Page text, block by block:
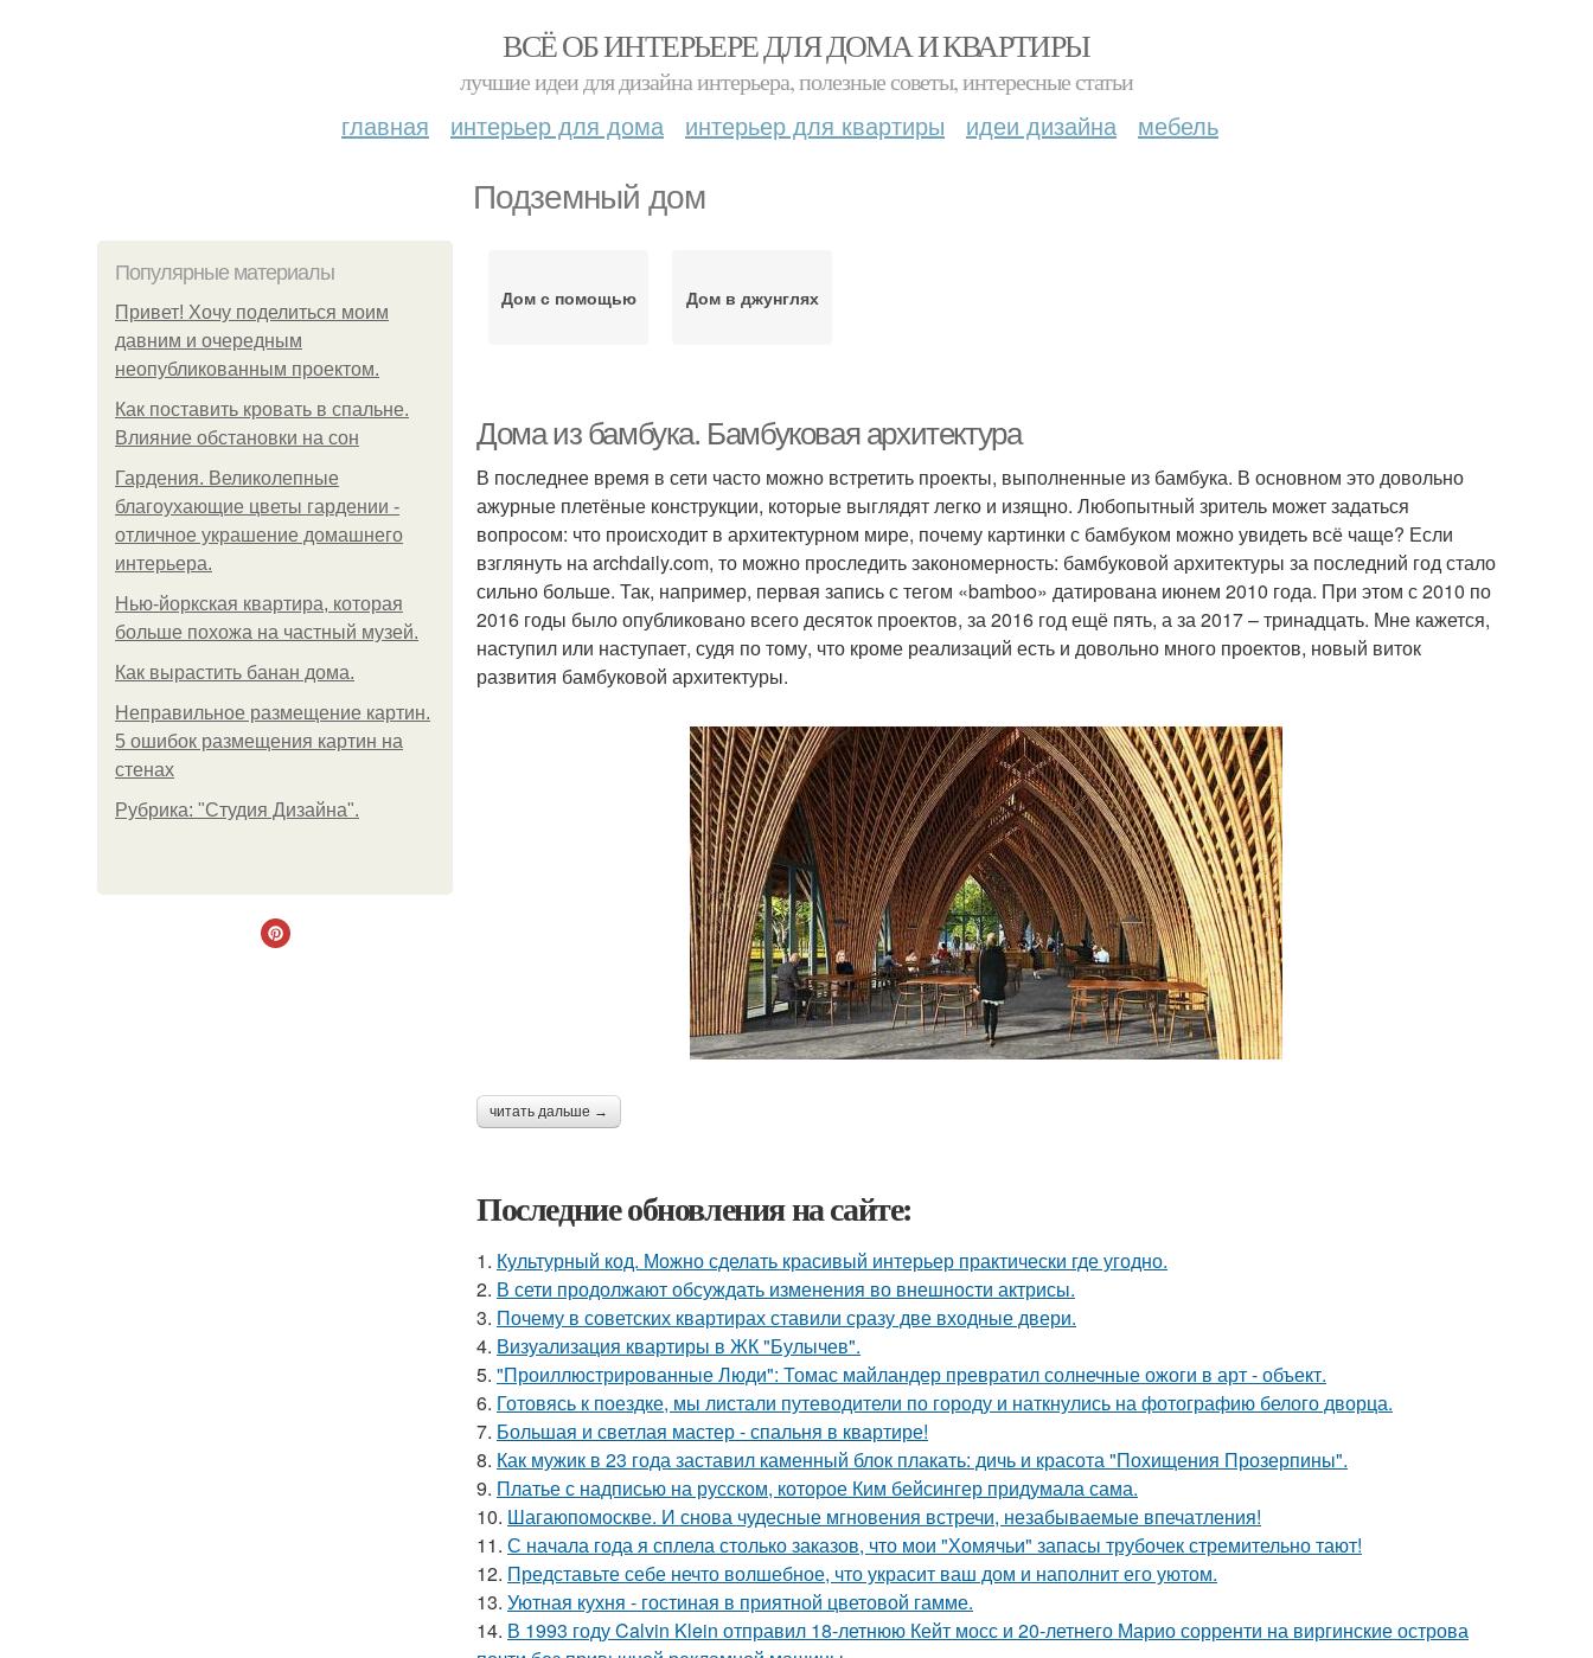
ВСЁ ОБ ИНТЕРЬЕРЕ ДЛЯ ДОМА И КВАРТИРЫ
лучшие идеи для дизайна интерьера, полезные советы, интересные статьи
главная интерьер для дома интерьер для квартиры идеи дизайна мебель
Подземный дом
Популярные материалы
Привет! Хочу поделиться моим
давним и очередным
неопубликованным проектом.
Как поставить кровать в спальне.
Влияние обстановки на сон
Гардения. Великолепные
благоухающие цветы гардении -
отличное украшение домашнего
интерьера.
Нью-йоркская квартира, которая
больше похожа на частный музей.
Как вырастить банан дома.
Неправильное размещение картин.
5 ошибок размещения картин на
стенах
Рубрика: "Студия Дизайна".
Дом с помощью Дом в джунглях
Дома из бамбука. Бамбуковая архитектура
В последнее время в сети часто можно встретить проекты, выполненные из бамбука. В основном это довольно
ажурные плетёные конструкции, которые выглядят легко и изящно. Любопытный зритель может задаться
вопросом: что происходит в архитектурном мире, почему картинки с бамбуком можно увидеть всё чаще? Если
взглянуть на archdaily.com, то можно проследить закономерность: бамбуковой архитектуры за последний год стало
сильно больше. Так, например, первая запись с тегом «bamboo» датирована июнем 2010 года. При этом с 2010 по
2016 годы было опубликовано всего десяток проектов, за 2016 год ещё пять, а за 2017 – тринадцать. Мне кажется,
наступил или наступает, судя по тому, что кроме реализаций есть и довольно много проектов, новый виток
развития бамбуковой архитектуры.
читать дальше →
Последние обновления на сайте:
1. Культурный код. Можно сделать красивый интерьер практически где угодно.
2. В сети продолжают обсуждать изменения во внешности актрисы.
3. Почему в советских квартирах ставили сразу две входные двери.
4. Визуализация квартиры в ЖК "Булычев".
5. "Проиллюстрированные Люди": Томас майландер превратил солнечные ожоги в арт - объект.
6. Готовясь к поездке, мы листали путеводители по городу и наткнулись на фотографию белого дворца.
7. Большая и светлая мастер - спальня в квартире!
8. Как мужик в 23 года заставил каменный блок плакать: дичь и красота "Похищения Прозерпины".
9. Платье с надписью на русском, которое Ким бейсингер придумала сама.
10. Шагаюпомоскве. И снова чудесные мгновения встречи, незабываемые впечатления!
11. С начала года я сплела столько заказов, что мои "Хомячьи" запасы трубочек стремительно тают!
12. Представьте себе нечто волшебное, что украсит ваш дом и наполнит его уютом.
13. Уютная кухня - гостиная в приятной цветовой гамме.
14. В 1993 году Calvin Klein отправил 18-летнюю Кейт мосс и 20-летнего Марио сорренти на виргинские острова